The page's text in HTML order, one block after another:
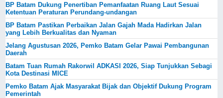
BP Batam Dukung Penertiban Pemanfaatan Ruang Laut Sesuai
Ketentuan Peraturan Perundang-undangan
BP Batam Pastikan Perbaikan Jalan Gajah Mada Hadirkan Jalan
yang Lebih Berkualitas dan Nyaman
Jelang Agustusan 2026, Pemko Batam Gelar Pawai Pembangunan
Daerah
Batam Tuan Rumah Rakorwil ADKASI 2026, Siap Tunjukkan Sebagi
Kota Destinasi MICE
Pemko Batam Ajak Masyarakat Bijak dan Objektif Dukung Program
Pemerintah